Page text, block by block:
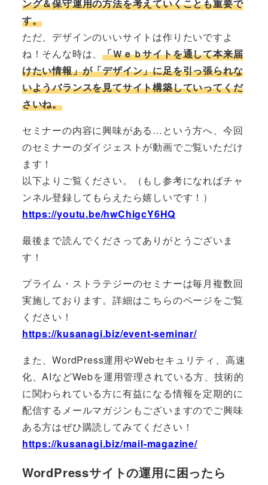
ング＆保守運用の方法を考えていくことも重要で
す。
ただ、デザインのいいサイトは作りたいですよ
ね！そんな時は、「Ｗｅｂサイトを通して本来届
けたい情報」が「デザイン」に足を引っ張られな
いようバランスを見てサイト構築していってくだ
さいね。
セミナーの内容に興味がある…という方へ、今回
のセミナーのダイジェストが動画でご覧いただけ
ます！
以下よりご覧ください。（もし参考になればチャ
ンネル登録してもらえたら嬉しいです！）
https://youtu.be/hwChigcY6HQ
最後まで読んでくださってありがとうございま
す！
プライム・ストラテジーのセミナーは毎月複数回
実施しております。詳細はこちらのページをご覧
ください！
https://kusanagi.biz/event-seminar/
また、WordPress運用やWebセキュリティ、高速
化、AIなどWebを運用管理されている方、技術的
に関わられている方に有益になる情報を定期的に
配信するメールマガジンもございますのでご興味
ある方はぜひ購読してみてください！
https://kusanagi.biz/mail-magazine/
WordPressサイトの運用に困ったら